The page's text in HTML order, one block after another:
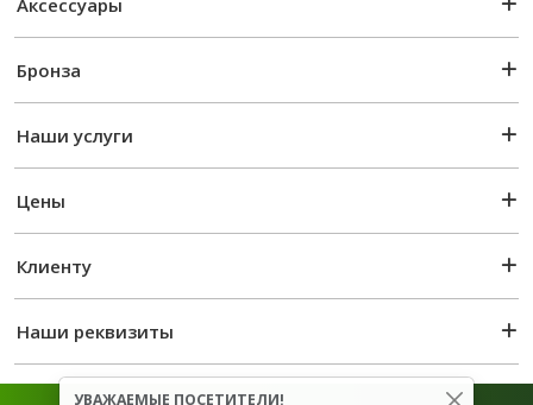
Аксессуары
Бронза
Наши услуги
Цены
Клиенту
Наши реквизиты
УВАЖАЕМЫЕ ПОСЕТИТЕЛИ!